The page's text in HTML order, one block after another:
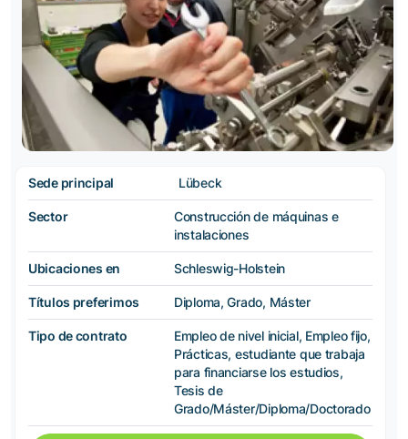
Sede principal Lübeck
Sector
Construcción de máquinas e
instalaciones
Ubicaciones en Schleswig-Holstein
Títulos preferimos Diploma, Grado, Máster
Tipo de contrato
Empleo de nivel inicial, Empleo fijo,
Prácticas, estudiante que trabaja
para financiarse los estudios,
Tesis de
Grado/Máster/Diploma/Doctorado